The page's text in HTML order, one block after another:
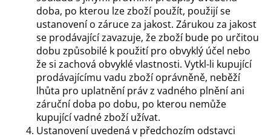
doba, po kterou lze zboží použít, použijí se
ustanovení o záruce za jakost. Zárukou za jakost
se prodávající zavazuje, že zboží bude po určitou
dobu způsobilé k použití pro obvyklý účel nebo
že si zachová obvyklé vlastnosti. Vytkl-li kupující
prodávajícímu vadu zboží oprávněně, neběží
lhůta pro uplatnění práv z vadného plnění ani
záruční doba po dobu, po kterou nemůže
kupující vadné zboží užívat.
Ustanovení uvedená v předchozím odstavci